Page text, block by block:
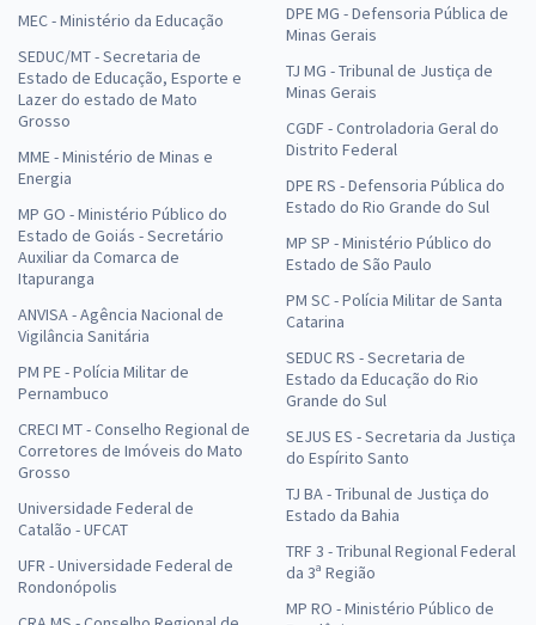
MEC - Ministério da Educação
SEDUC/MT - Secretaria de
Estado de Educação, Esporte e
Lazer do estado de Mato
Grosso
MME - Ministério de Minas e
Energia
MP GO - Ministério Público do
Estado de Goiás - Secretário
Auxiliar da Comarca de
Itapuranga
ANVISA - Agência Nacional de
Vigilância Sanitária
PM PE - Polícia Militar de
Pernambuco
CRECI MT - Conselho Regional de
Corretores de Imóveis do Mato
Grosso
Universidade Federal de
Catalão - UFCAT
UFR - Universidade Federal de
Rondonópolis
DPE MG - Defensoria Pública de
Minas Gerais
TJ MG - Tribunal de Justiça de
Minas Gerais
CGDF - Controladoria Geral do
Distrito Federal
DPE RS - Defensoria Pública do
Estado do Rio Grande do Sul
MP SP - Ministério Público do
Estado de São Paulo
PM SC - Polícia Militar de Santa
Catarina
SEDUC RS - Secretaria de
Estado da Educação do Rio
Grande do Sul
SEJUS ES - Secretaria da Justiça
do Espírito Santo
TJ BA - Tribunal de Justiça do
Estado da Bahia
TRF 3 - Tribunal Regional Federal
da 3ª Região
MP RO - Ministério Público de